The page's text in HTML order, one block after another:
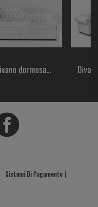
dormosa
Sistemi Di Pagamento